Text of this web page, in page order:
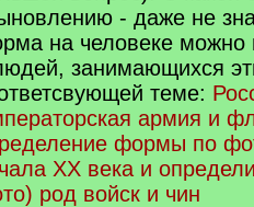
- даже не
на человеке можно
занимающихся
теме:
армия и
формы по
XX века и
род войск и чин